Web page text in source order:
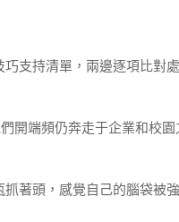
支持清單，兩邊逐項比對處
開端頻仍奔走于企業和校園
著頭，感覺自己的腦袋被